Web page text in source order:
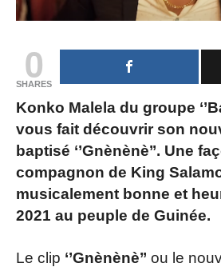
0
SHARES
Konko Malela du groupe
vous fait découvrir son
baptisé ‘’Gnènènè’’. Une
compagnon de King
musicalement bonne et
2021 au peuple de Guinée.
Le clip ‘’Gnènènè’’ ou le